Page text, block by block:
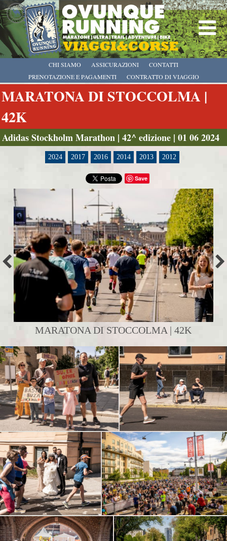
CHI SIAMO
PRENOTAZIONE E PAGAMENTI
CONTRATTO DI VIAGGIO
ASSICURAZIONI CONTATTI
MARATONA DI STOCCOLMA |
42K
Adidas Stockholm Marathon | 42^ edizione | 01 06 2024
2024 2017 2016 2014 2013 2012
Save
MARATONA DI STOCCOLMA | 42K